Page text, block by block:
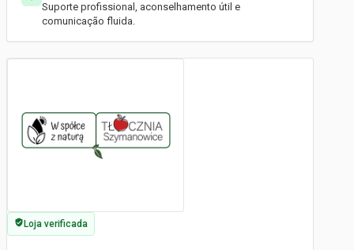
Suporte profissional, aconselhamento útil e
comunicação fluida.
Loja verificada